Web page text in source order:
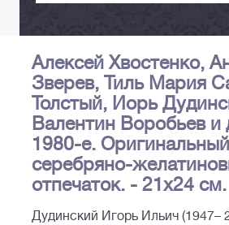
Алексей Хвостенко,
Зверев, Тиль Мария
Толстый, Иорь
Валентин Воробьев
1980-е. Оригинальный
серебряно-
отпечаток. - 21х24 см.
Дудинский Игорь Ильич (1947–